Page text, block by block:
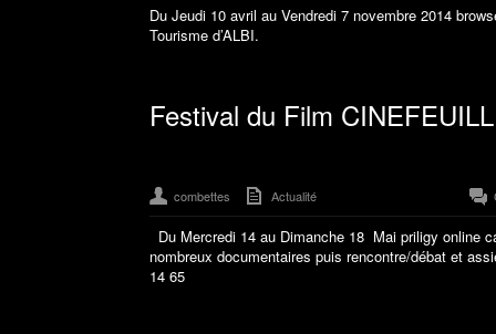
Du Jeudi 10 avril au Vendredi 7 novembre 2014
Tourisme d’ALBI.
Festival du Film
combettes Actualité
Du Mercredi 14 au Dimanche 18 Mai priligy online
nombreux documentaires puis rencontre/débat et
14 65